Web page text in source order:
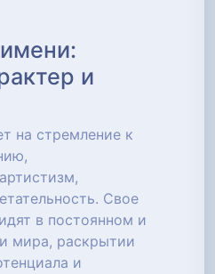
и
на стремление к
Свое
в постоянном и
мира, раскрытии
и